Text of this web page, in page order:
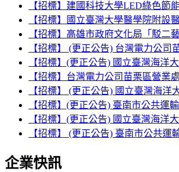
【招標】建國科技大學LED綠色節
【招標】國立臺灣大學醫學院附設
【招標】高雄市政府文化局「駁二
【招標】 (更正公告) 台灣電力公
【招標】(更正公告) 國立臺灣海洋
【招標】台灣電力公司苗栗區營
【招標】 (更正公告) 國立臺灣海
【招標】(更正公告) 臺南市公共運
【招標】(更正公告) 國立臺灣海洋
【招標】 (更正公告) 臺南市公共
企業快訊